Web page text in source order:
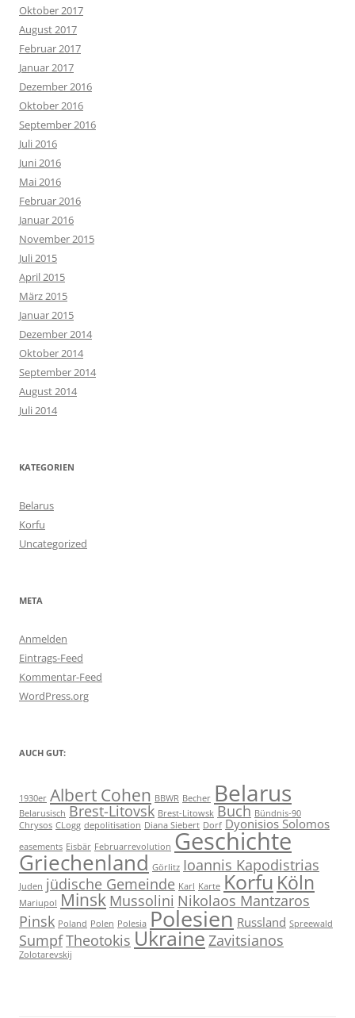
Oktober 2017
August 2017
Februar 2017
Januar 2017
Dezember 2016
Oktober 2016
September 2016
Juli 2016
Juni 2016
Mai 2016
Februar 2016
Januar 2016
November 2015
Juli 2015
April 2015
März 2015
Januar 2015
Dezember 2014
Oktober 2014
September 2014
August 2014
Juli 2014
KATEGORIEN
Belarus
Korfu
Uncategorized
META
Anmelden
Eintrags-Feed
Kommentar-Feed
WordPress.org
AUCH GUT:
1930er Albert Cohen BBWR Becher Belarus
Belarusisch Brest-Litovsk Brest-Litowsk Buch Bündnis-90
Chrysos CLogg depolitisation Diana Siebert Dorf Dyonisios Solomos
easements Eisbär Februarrevolution Geschichte
Griechenland Görlitz Ioannis Kapodistrias
Juden jüdische Gemeinde Karl Karte Korfu Köln
Mariupol Minsk Mussolini Nikolaos Mantzaros
Pinsk Poland Polen Polesia Polesien Russland Spreewald
SumpfTheotokis UkraineZavitsianos
Zolotarevskij